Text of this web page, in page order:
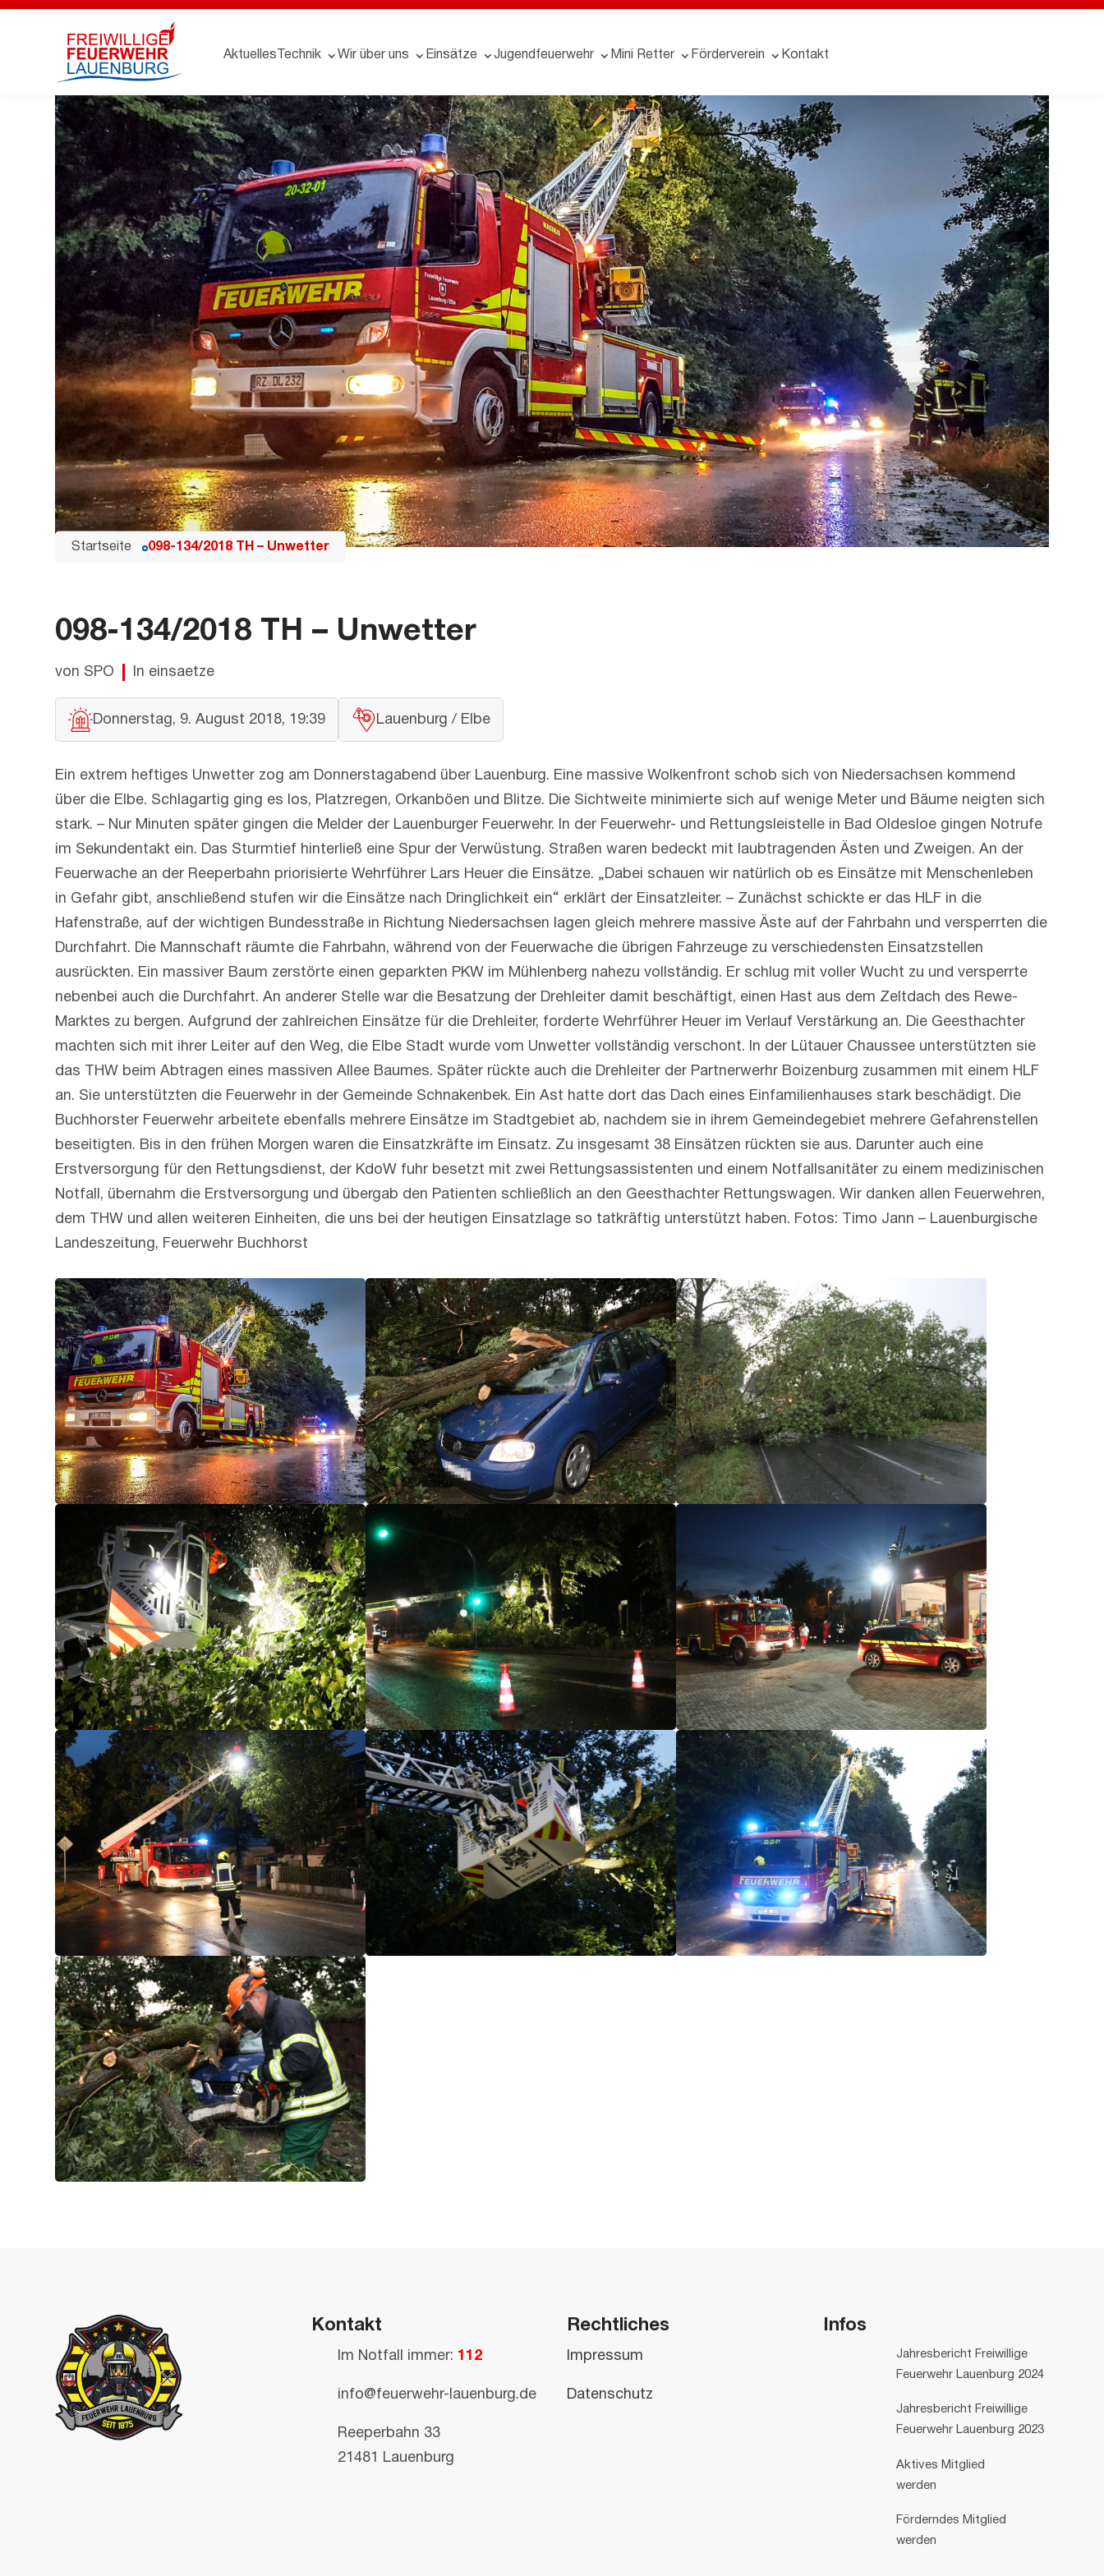
Aktuelles Technik Wir über uns Einsätze Jugendfeuerwehr Mini Retter Förderverein Kontakt
Startseite 098-134/2018 TH – Unwetter
098-134/2018 TH – Unwetter
von SPO In einsaetze
Donnerstag, 9. August 2018, 19:39 Lauenburg / Elbe
Ein extrem heftiges Unwetter zog am Donnerstagabend über Lauenburg. Eine massive Wolkenfront schob sich von Niedersachsen kommend
über die Elbe. Schlagartig ging es los, Platzregen, Orkanböen und Blitze. Die Sichtweite minimierte sich auf wenige Meter und Bäume neigten sich
stark. – Nur Minuten später gingen die Melder der Lauenburger Feuerwehr. In der Feuerwehr- und Rettungsleistelle in Bad Oldesloe gingen Notrufe
im Sekundentakt ein. Das Sturmtief hinterließ eine Spur der Verwüstung. Straßen waren bedeckt mit laubtragenden Ästen und Zweigen. An der
Feuerwache an der Reeperbahn priorisierte Wehrführer Lars Heuer die Einsätze. „Dabei schauen wir natürlich ob es Einsätze mit Menschenleben
in Gefahr gibt, anschließend stufen wir die Einsätze nach Dringlichkeit ein“ erklärt der Einsatzleiter. – Zunächst schickte er das HLF in die
Hafenstraße, auf der wichtigen Bundesstraße in Richtung Niedersachsen lagen gleich mehrere massive Äste auf der Fahrbahn und versperrten die
Durchfahrt. Die Mannschaft räumte die Fahrbahn, während von der Feuerwache die übrigen Fahrzeuge zu verschiedensten Einsatzstellen
ausrückten. Ein massiver Baum zerstörte einen geparkten PKW im Mühlenberg nahezu vollständig. Er schlug mit voller Wucht zu und versperrte
nebenbei auch die Durchfahrt. An anderer Stelle war die Besatzung der Drehleiter damit beschäftigt, einen Hast aus dem Zeltdach des Rewe-
Marktes zu bergen. Aufgrund der zahlreichen Einsätze für die Drehleiter, forderte Wehrführer Heuer im Verlauf Verstärkung an. Die Geesthachter
machten sich mit ihrer Leiter auf den Weg, die Elbe Stadt wurde vom Unwetter vollständig verschont. In der Lütauer Chaussee unterstützten sie
das THW beim Abtragen eines massiven Allee Baumes. Später rückte auch die Drehleiter der Partnerwerhr Boizenburg zusammen mit einem HLF
an. Sie unterstützten die Feuerwehr in der Gemeinde Schnakenbek. Ein Ast hatte dort das Dach eines Einfamilienhauses stark beschädigt. Die
Buchhorster Feuerwehr arbeitete ebenfalls mehrere Einsätze im Stadtgebiet ab, nachdem sie in ihrem Gemeindegebiet mehrere Gefahrenstellen
beseitigten. Bis in den frühen Morgen waren die Einsatzkräfte im Einsatz. Zu insgesamt 38 Einsätzen rückten sie aus. Darunter auch eine
Erstversorgung für den Rettungsdienst, der KdoW fuhr besetzt mit zwei Rettungsassistenten und einem Notfallsanitäter zu einem medizinischen
Notfall, übernahm die Erstversorgung und übergab den Patienten schließlich an den Geesthachter Rettungswagen. Wir danken allen Feuerwehren,
dem THW und allen weiteren Einheiten, die uns bei der heutigen Einsatzlage so tatkräftig unterstützt haben. Fotos: Timo Jann – Lauenburgische
Landeszeitung, Feuerwehr Buchhorst
Kontakt
Im Notfall immer: 112
info@feuerwehr-lauenburg.de
Reeperbahn 33
21481 Lauenburg
Rechtliches
Impressum
Datenschutz
Infos
Jahresbericht Freiwillige
Feuerwehr Lauenburg 2024
Jahresbericht Freiwillige
Feuerwehr Lauenburg 2023
Aktives Mitglied
werden
Förderndes Mitglied
werden